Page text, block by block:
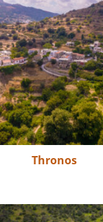
Thronos